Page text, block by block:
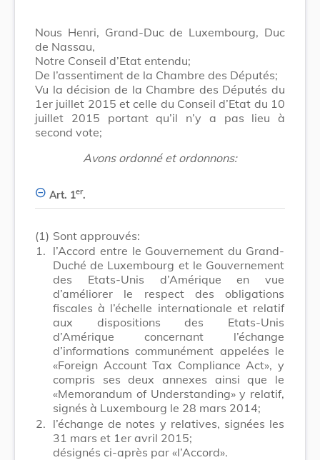
Nous Henri, Grand-Duc de Luxembourg, Duc
de Nassau,
Notre Conseil d’Etat entendu;
De l’assentiment de la Chambre des Députés;
Vu la décision de la Chambre des Députés du
1er juillet 2015 et celle du Conseil d’Etat du 10
juillet 2015 portant qu’il n’y a pas lieu à
second vote;
Avons ordonné et ordonnons:
Art. 1er.
(1) Sont approuvés:
1. l’Accord entre le Gouvernement du Grand-
Duché de Luxembourg et le Gouvernement
des Etats-Unis d’Amérique en vue
d’améliorer le respect des obligations
fiscales à l’échelle internationale et relatif
aux dispositions des Etats-Unis
d’Amérique concernant l’échange
d’informations communément appelées le
«Foreign Account Tax Compliance Act», y
compris ses deux annexes ainsi que le
«Memorandum of Understanding» y relatif,
signés à Luxembourg le 28 mars 2014;
2. l’échange de notes y relatives, signées les
31 mars et 1er avril 2015;
désignés ci-après par «l’Accord».